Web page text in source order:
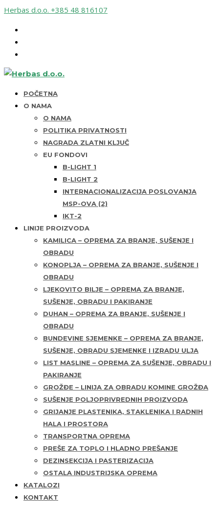
Herbas d.o.o. +385 48 816107
POČETNA
O NAMA
O NAMA
POLITIKA PRIVATNOSTI
NAGRADA ZLATNI KLJUČ
EU FONDOVI
B-LIGHT 1
B-LIGHT 2
INTERNACIONALIZACIJA POSLOVANJA
MSP-OVA (2)
IKT-2
LINIJE PROIZVODA
KAMILICA – OPREMA ZA BRANJE, SUŠENJE I
OBRADU
KONOPLJA – OPREMA ZA BRANJE, SUŠENJE I
OBRADU
LJEKOVITO BILJE – OPREMA ZA BRANJE,
SUŠENJE, OBRADU I PAKIRANJE
DUHAN – OPREMA ZA BRANJE, SUŠENJE I
OBRADU
BUNDEVINE SJEMENKE – OPREMA ZA BRANJE,
SUŠENJE, OBRADU SJEMENKE I IZRADU ULJA
LIST MASLINE – OPREMA ZA SUŠENJE, OBRADU I
PAKIRANJE
GROŽĐE – LINIJA ZA OBRADU KOMINE GROŽĐA
SUŠENJE POLJOPRIVREDNIH PROIZVODA
GRIJANJE PLASTENIKA, STAKLENIKA I RADNIH
HALA I PROSTORA
TRANSPORTNA OPREMA
PREŠE ZA TOPLO I HLADNO PREŠANJE
DEZINSEKCIJA I PASTERIZACIJA
OSTALA INDUSTRIJSKA OPREMA
KATALOZI
KONTAKT